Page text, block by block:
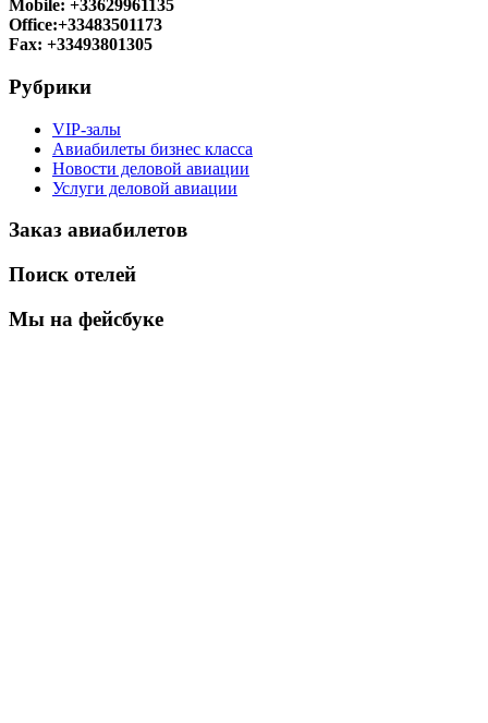
Mobile: +33629961135
Office:+33483501173
Fax: +33493801305
Рубрики
VIP-залы
Авиабилеты бизнес класса
Новости деловой авиации
Услуги деловой авиации
Заказ авиабилетов
Поиск отелей
Мы на фейсбуке